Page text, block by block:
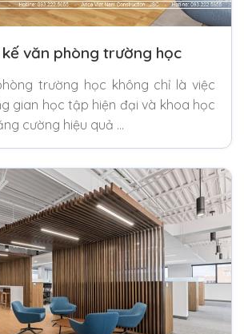
văn phòng trường học
trường học không chỉ là việc
gian học tập hiện đại và khoa học
cường hiệu quả …